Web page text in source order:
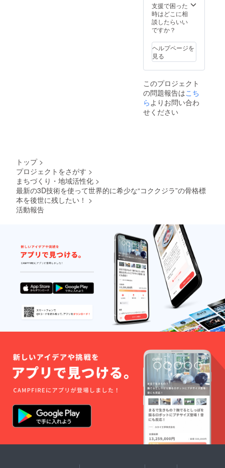
カイブ
動画は
12月末
にメー
配信致
す。）
※ご昼
食、交
通費、
滞在費
は各自
ご負担
す。
支援で困った
時はどこに相
談したらいい
ですか？
ヘルプページを
見る
このプロジェクト
の問題報告はこち
ら よりお問い合わ
せください
トップ >
プロジェクトをさがす >
まちづくり・地域活性化 >
最新の3D技術を使って世界的に希少な“コククジラ”の骨格標
本を後世に残したい！ >
活動報告